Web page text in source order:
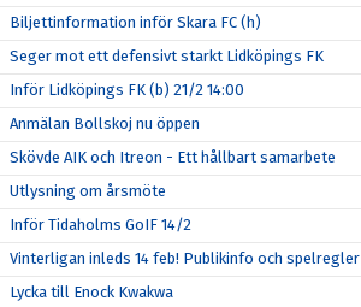
Biljettinformation inför Skara FC (h)
Seger mot ett defensivt starkt Lidköpings FK
Inför Lidköpings FK (b) 21/2 14:00
Anmälan Bollskoj nu öppen
Skövde AIK och Itreon - Ett hållbart samarbete
Utlysning om årsmöte
Inför Tidaholms GoIF 14/2
Vinterligan inleds 14 feb! Publikinfo och spelregler
Lycka till Enock Kwakwa